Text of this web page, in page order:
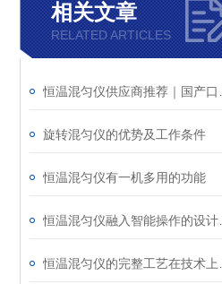
相关文章
RELATED ARTICLES
旋转混匀仪的优势及工作条件
恒温混匀仪有一机多用的功能